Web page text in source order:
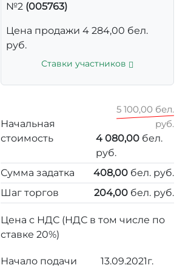
№2 (005763)
Цена продажи 4 284,00 бел.
руб.
Ставки участников
Начальная
стоимость
5 100,00 бел.
руб.
4 080,00 бел.
руб.
Сумма задатка
408,00 бел. руб.
Шаг торгов
204,00 бел. руб.
Цена с НДС (НДС в том числе по
ставке 20%)
Начало подачи
13.09.2021г.